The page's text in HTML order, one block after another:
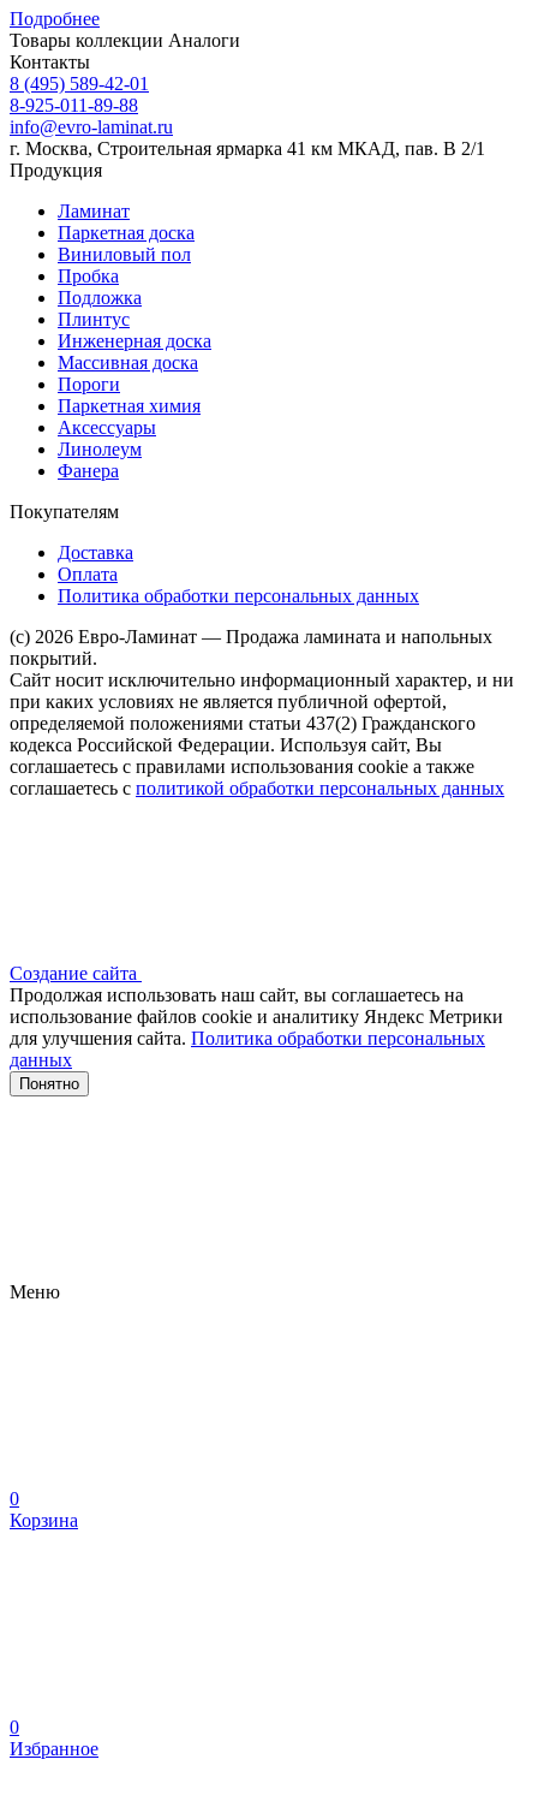
Подробнее
Товары коллекции Аналоги
Контакты
8 (495) 589-42-01
8-925-011-89-88
info@evro-laminat.ru
г. Москва, Строительная ярмарка 41 км МКАД, пав. В 2/1
Продукция
Ламинат
Паркетная доска
Виниловый пол
Пробка
Подложка
Плинтус
Инженерная доска
Массивная доска
Пороги
Паркетная химия
Аксессуары
Линолеум
Фанера
Покупателям
Доставка
Оплата
Политика обработки персональных данных
(c) 2026 Евро-Ламинат — Продажа ламината и напольных
покрытий.
Сайт носит исключительно информационный характер, и ни
при каких условиях не является публичной офертой,
определяемой положениями статьи 437(2) Гражданского
кодекса Российской Федерации. Используя сайт, Вы
соглашаетесь с правилами использования cookie а также
соглашаетесь с политикой обработки персональных данных
Создание сайта
Продолжая использовать наш сайт, вы соглашаетесь на
использование файлов сооkіе и аналитику Яндекс Метрики
для улучшения сайта. Политика обработки персональных
данных
Понятно
Меню
0
Корзина
0
Избранное